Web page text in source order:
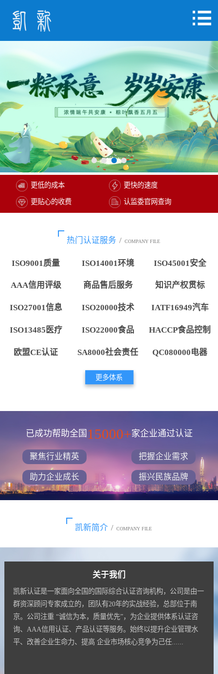
更低的成本 更快的速度
更贴心的收费 认监委官网查询
热门认证服务 / COMPANY FILE
ISO9001质量 ISO14001环境 ISO45001安全
AAA信用评级 商品售后服务 知识产权贯标
ISO27001信息 ISO20000技术 IATF16949汽车
ISO13485医疗 ISO22000食品 HACCP食品控制
欧盟CE认证 SA8000社会责任 QC080000电器
更多体系
已成功帮助全国 15000+家企业通过认证
聚焦行业精英 把握企业需求
助力企业成长 振兴民族品牌
凯新简介 / COMPANY FILE
关于我们
凯新认证是一家面向全国的国际综合认证咨询机构，公司是由一
群资深顾问专家成立的，团队有20年的实战经验，总部位于南
京。公司注重 “诚信为本，质量优先”，为企业提供体系认证咨
询、AAA信用认证、产品认证等服务。始终以提升企业管理水
平、改善企业生命力、提高 企业市场核心竞争为己任......